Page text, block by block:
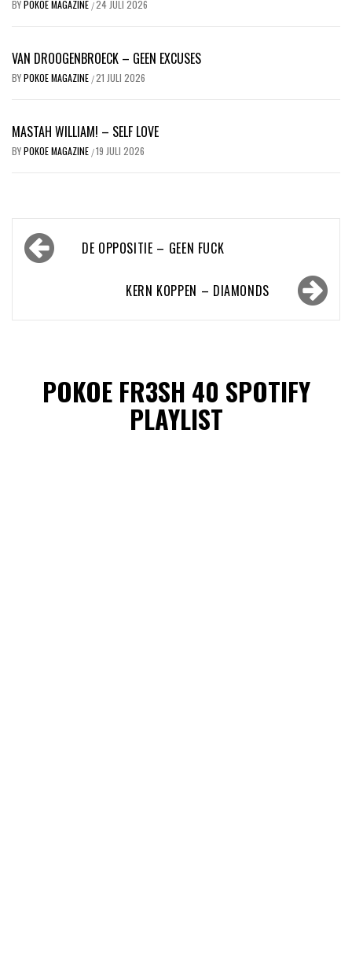
BYPOKOE MAGAZINE /24 JULI 2026
VAN DROOGENBROECK – GEEN EXCUSES
BYPOKOE MAGAZINE /21 JULI 2026
MASTAH WILLIAM! – SELF LOVE
BYPOKOE MAGAZINE /19 JULI 2026
Bericht
navigatieDE OPPOSITIE – GEEN FUCK
KERN KOPPEN – DIAMONDS
POKOE FR3SH 40 SPOTIFY
PLAYLIST